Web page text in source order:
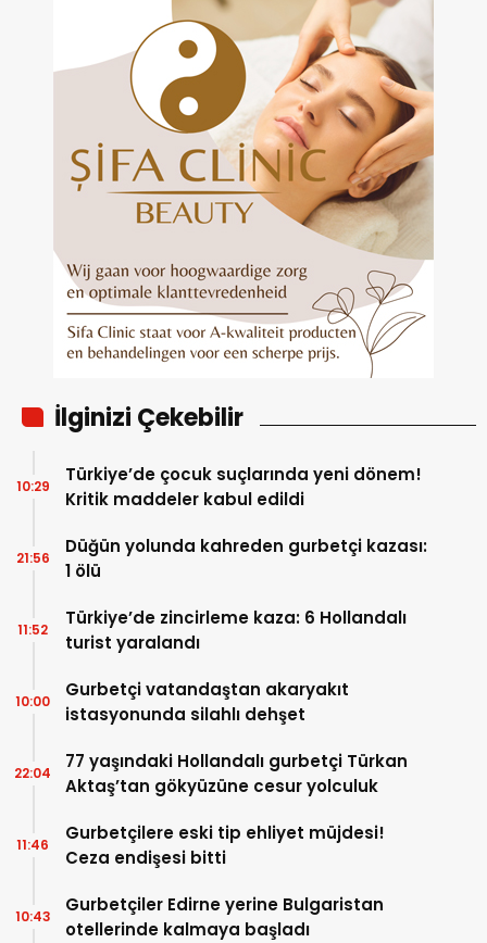
İlginizi Çekebilir
Türkiye’de çocuk suçlarında yeni dönem!
Kritik maddeler kabul edildi
10:29
Düğün yolunda kahreden gurbetçi kazası:
1 ölü
21:56
Türkiye’de zincirleme kaza: 6 Hollandalı
turist yaralandı
11:52
Gurbetçi vatandaştan akaryakıt
istasyonunda silahlı dehşet
10:00
77 yaşındaki Hollandalı gurbetçi Türkan
Aktaş’tan gökyüzüne cesur yolculuk
22:04
Gurbetçilere eski tip ehliyet müjdesi!
Ceza endişesi bitti
11:46
Gurbetçiler Edirne yerine Bulgaristan
otellerinde kalmaya başladı
10:43